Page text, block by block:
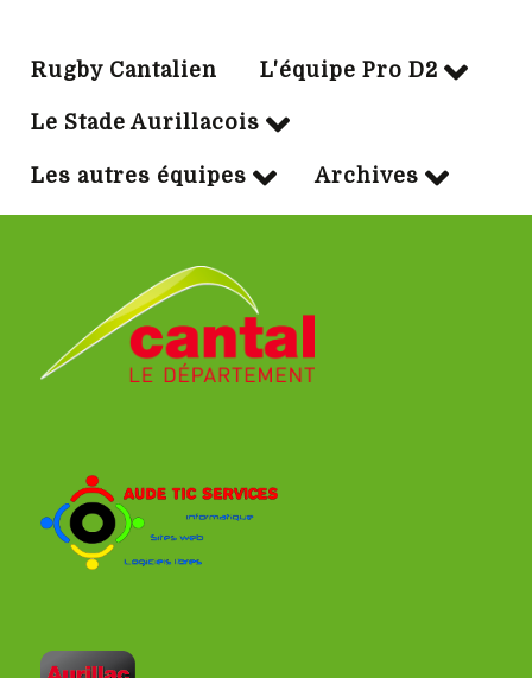
Rugby Cantalien L'équipe Pro D2
Le Stade Aurillacois
Les autres équipes Archives